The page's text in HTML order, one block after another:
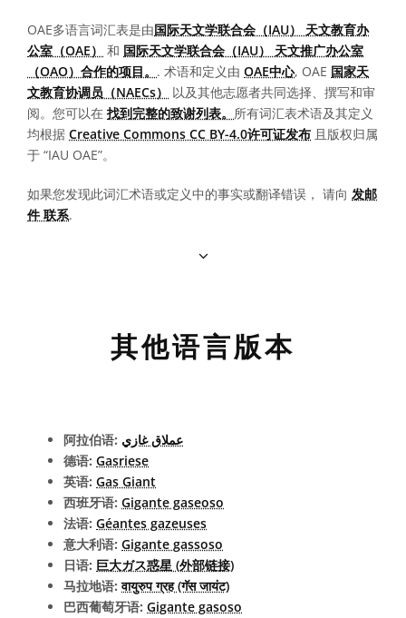
OAE多语言词汇表是由国际天文学联合会（IAU） 天文教育办
公室（OAE）
和 国际天文学联合会（IAU） 天文推广办公室
（OAO）合作的项目。 . 术语和定义由 OAE中心, OAE 国家天
文教育协调员（NAECs）
以及其他志愿者共同选择、撰写和审
阅。您可以在 找到完整的致谢列表。 所有词汇表术语及其定义
均根据 Creative Commons CC BY-4.0许可证发布 且版权归属
于 “IAU OAE”。
如果您发现此词汇术语或定义中的事实或翻译错误， 请向 发邮
件 联系.
其他语言版本
阿拉伯语: عملاق غازي
德语: Gasriese
英语: Gas Giant
西班牙语: Gigante gaseoso
法语: Géantes gazeuses
意大利语: Gigante gassoso
日语: 巨大ガス惑星 (外部链接)
马拉地语:वायुरुप ग्रह (गॅस जायंट)
巴西葡萄牙语: Gigante gasoso